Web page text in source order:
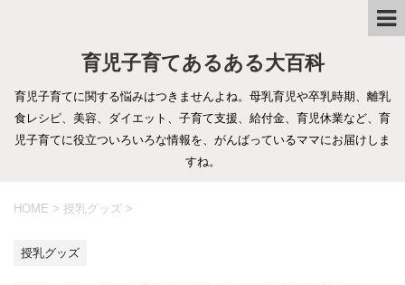
育児子育てあるある大百科
育児子育てに関する悩みはつきませんよね。母乳育児や卒乳時期、離乳
食レシピ、美容、ダイエット、子育て支援、給付金、育児休業など、育
児子育てに役立ついろいろな情報を、がんばっているママにお届けしま
すね。
HOME > 授乳グッズ >
授乳グッズ